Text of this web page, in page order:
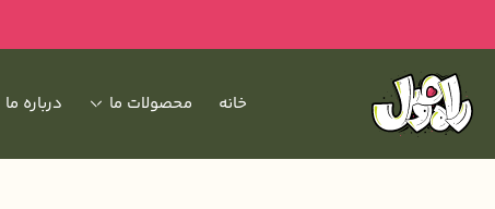
خانه محصولات ما درباره ما